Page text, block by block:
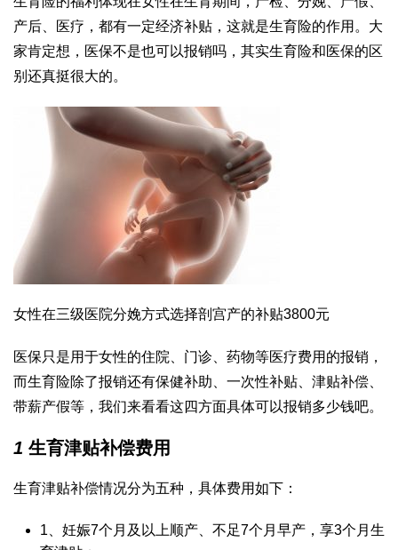
产后、医疗，都有一定经济补贴，这就是生育险的作用。大
家肯定想，医保不是也可以报销吗，其实生育险和医保的区
别还真挺很大的。
女性在三级医院分娩方式选择剖宫产的补贴3800元
医保只是用于女性的住院、门诊、药物等医疗费用的报销，
而生育险除了报销还有保健补助、一次性补贴、津贴补偿、
带薪产假等，我们来看看这四方面具体可以报销多少钱吧。
1 生育津贴补偿费用
生育津贴补偿情况分为五种，具体费用如下：
1、妊娠7个月及以上顺产、不足7个月早产，享3个月生